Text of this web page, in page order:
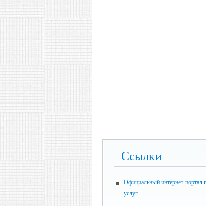
Ссылки
Официальный интернет-портал
услуг